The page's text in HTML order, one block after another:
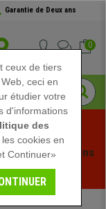
Garantie de Deux ans
0
! Des réductions
- Voir l'offre
ceux de tiers
ceci en
étudier votre
d'informations
des
les cookies en
Continuer»